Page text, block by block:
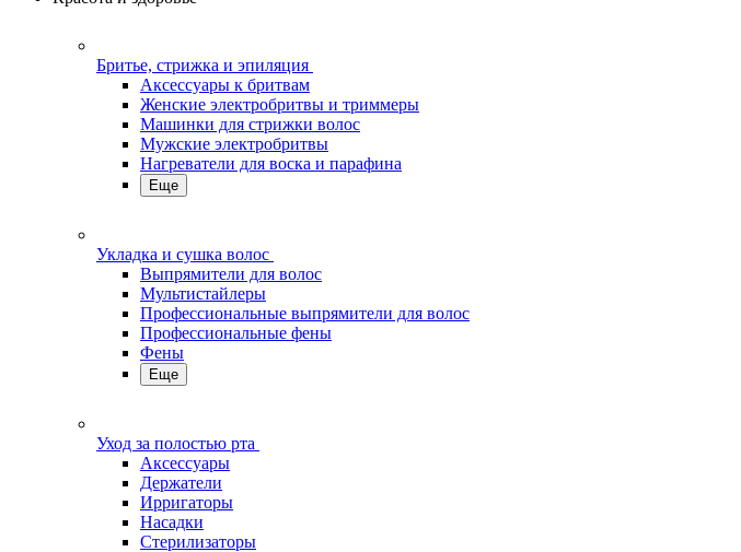
Бритье, стрижка и эпиляция
Аксессуары к бритвам
Женские электробритвы и триммеры
Машинки для стрижки волос
Мужские электробритвы
Нагреватели для воска и парафина
Еще
Укладка и сушка волос
Выпрямители для волос
Мультистайлеры
Профессиональные выпрямители для волос
Профессиональные фены
Фены
Еще
Уход за полостью рта
Аксессуары
Держатели
Ирригаторы
Насадки
Стерилизаторы